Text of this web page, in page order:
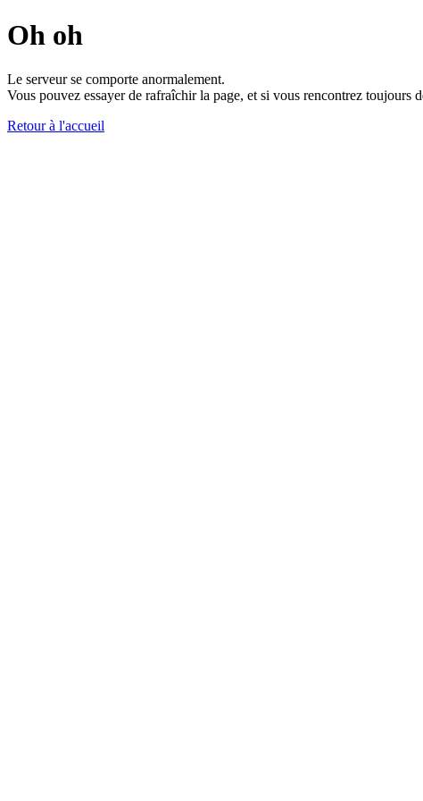
Oh oh
Le serveur se comporte anormalement.
Vous pouvez essayer de rafraîchir la page, et si vous rencontrez toujours
Retour à l'accueil